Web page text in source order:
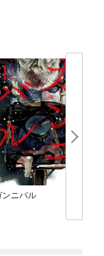
ンニバル